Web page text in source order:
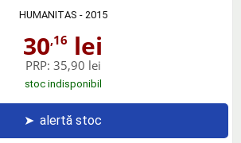
HUMANITAS - 2015
30,16 lei
PRP: 35,90 lei
stoc indisponibil
➤ alertă stoc